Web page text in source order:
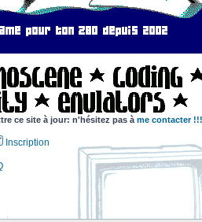
ce site à jour: n'hésitez pas à me contacter !!!
Inscription